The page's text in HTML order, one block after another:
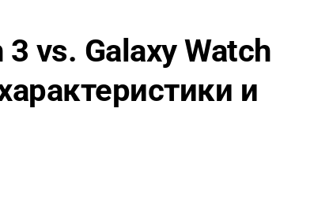
vs. Galaxy Watch
и